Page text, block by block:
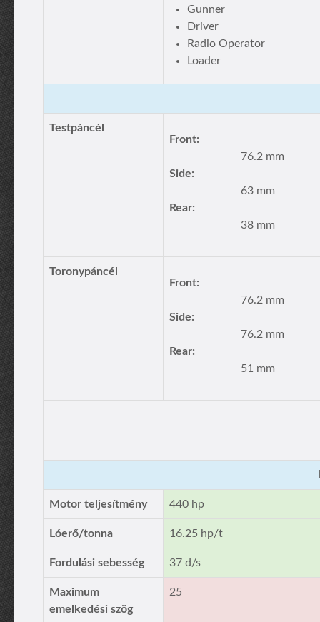
Gunner
Driver
Radio Operator
Loader
Testpáncél
Front:
76.2 mm
Side:
63 mm
Rear:
38 mm
Toronypáncél
Front:
76.2 mm
Side:
76.2 mm
Rear:
51 mm
Motor teljesítmény 440 hp
Lóerő/tonna 16.25 hp/t
Fordulási sebesség 37 d/s
Maximum
emelkedési szög
25